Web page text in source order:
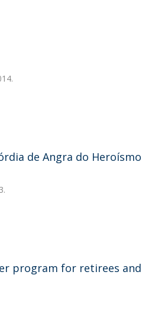
de Angra do
program for retirees